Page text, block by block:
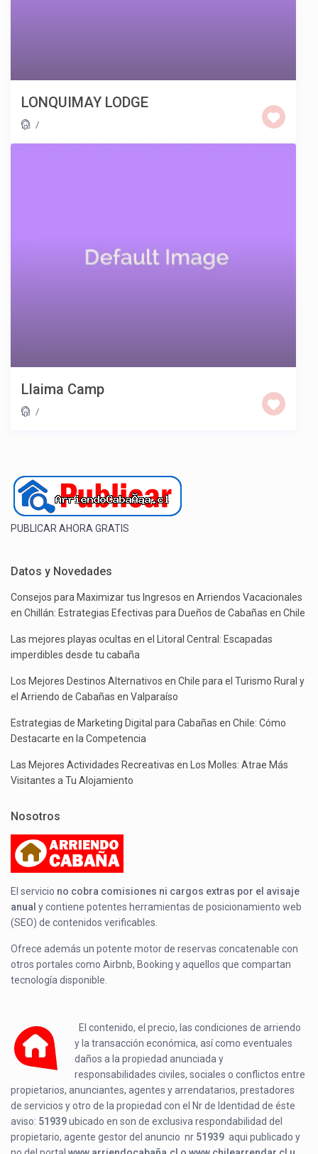
LONQUIMAY LODGE
/
Llaima Camp
/
PUBLICAR AHORA GRATIS
Datos y Novedades
Consejos para Maximizar tus Ingresos en Arriendos Vacacionales
en Chillán: Estrategias Efectivas para Dueños de Cabañas en Chile
Las mejores playas ocultas en el Litoral Central: Escapadas
imperdibles desde tu cabaña
Los Mejores Destinos Alternativos en Chile para el Turismo Rural y
el Arriendo de Cabañas en Valparaíso
Estrategias de Marketing Digital para Cabañas en Chile: Cómo
Destacarte en la Competencia
Las Mejores Actividades Recreativas en Los Molles: Atrae Más
Visitantes a Tu Alojamiento
Nosotros
El servicio no cobra comisiones ni cargos extras por el avisaje
anual y contiene potentes herramientas de posicionamiento web
(SEO) de contenidos verificables.
Ofrece además un potente motor de reservas concatenable con
otros portales como Airbnb, Booking y aquellos que compartan
tecnología disponible.
El contenido, el precio, las condiciones de arriendo
y la transacción económica, así como eventuales
daños a la propiedad anunciada y
responsabilidades civiles, sociales o conflictos entre
propietarios, anunciantes, agentes y arrendatarios, prestadores
de servicios y otro de la propiedad con el Nr de Identidad de éste
aviso: 51939ubicado enson de exclusiva respondabilidad del
propietario, agente gestor del anuncio nr 51939 aqui publicado y